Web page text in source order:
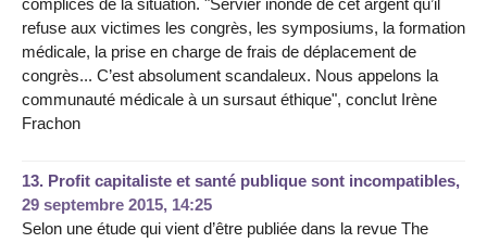
refuse aux victimes les congrès, les symposiums, la formation
médicale, la prise en charge de frais de déplacement de
congrès... C’est absolument scandaleux. Nous appelons la
communauté médicale à un sursaut éthique", conclut Irène
Frachon
13. Profit capitaliste et santé publique sont incompatibles,
29 septembre 2015, 14:25
Selon une étude qui vient d’être publiée dans la revue The